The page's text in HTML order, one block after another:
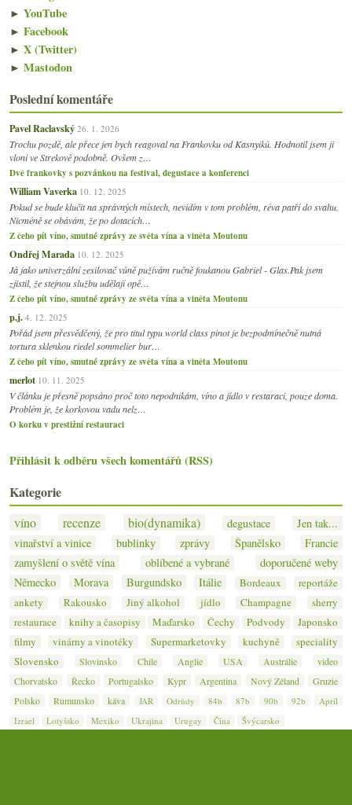
► YouTube
► Facebook
► X (Twitter)
► Mastodon
Poslední komentáře
Pavel Raclavský 26. 1. 2026
Trochu pozdě, ale přece jen bych reagoval na Frankovku od Kasnyiků. Hodnotil jsem ji
vloni ve Strekově podobně. Ovšem z…
Dvě frankovky s pozvánkou na festival, degustace a konferenci
William Vaverka 10. 12. 2025
Pokud se bude klučit na správných místech, nevidím v tom problém, réva patří do svahu.
Nicméně se obávám, že po dotacích…
Z čeho pít víno, smutné zprávy ze světa vína a viněta Moutonu
Ondřej Marada 10. 12. 2025
Já jako univerzální zesilovač vůně pužívám ručně foukanou Gabriel - Glas.Pak jsem
zjistil, že stejnou službu udělají opě…
Z čeho pít víno, smutné zprávy ze světa vína a viněta Moutonu
p.j. 4. 12. 2025
Pořád jsem přesvědčený, že pro titul typu world class pinot je bezpodmínečně nutná
tortura sklenkou riedel sommelier bur…
Z čeho pít víno, smutné zprávy ze světa vína a viněta Moutonu
merlot 10. 11. 2025
V článku je přesně popsáno proč toto nepodnikám, víno a jídlo v restaraci, pouze doma.
Problém je, že korkovou vadu nelz…
O korku v prestižní restauraci
Přihlásit k odběru všech komentářů (RSS)
Kategorie
víno recenze bio(dynamika) degustace
Jen tak...
vinařství a vinice
bublinky zprávy Španělsko
Francie
zamyšlení o světě vína
oblíbené a vybrané
doporučené weby
Německo
Morava Burgundsko Itálie Bordeaux
reportáže
ankety
Rakousko Jiný alkohol jídlo Champagne
sherry
restaurace
knihy a časopisy Maďarsko Čechy Podvody
Japonsko
filmy
vinárny a vinotéky Supermarketovky kuchyně
speciality
Slovensko
Slovinsko Chile Anglie USA Austrálie
video
Chorvatsko
Řecko Portugalsko Kypr Argentina Nový Zéland
Gruzie
Polsko
Rumunsko káva JAR Odrůdy 84b 87b 90b 92b
Apríl
Izrael
Lotyšsko Mexiko Ukrajina Urugay Čína Švýcarsko